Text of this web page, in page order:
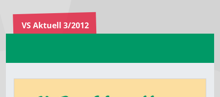
VS Aktuell 3/2012